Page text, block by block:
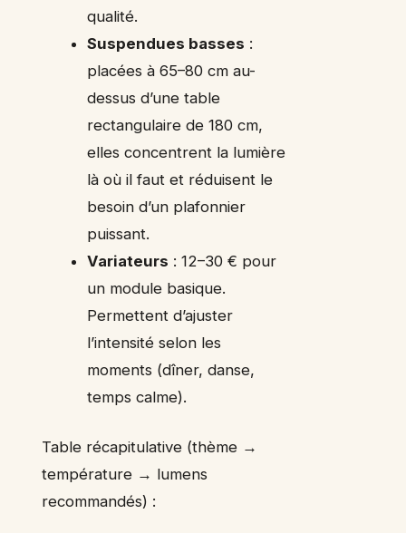
qualité.
Suspendues basses :
placées à 65–80 cm au-
dessus d’une table
rectangulaire de 180 cm,
elles concentrent la lumière
là où il faut et réduisent le
besoin d’un plafonnier
puissant.
Variateurs : 12–30 € pour
un module basique.
Permettent d’ajuster
l’intensité selon les
moments (dîner, danse,
temps calme).
Table récapitulative (thème →
température → lumens
recommandés) :